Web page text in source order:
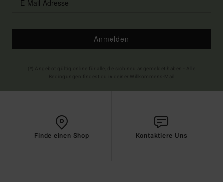
Anmelden
Finde einen Shop Kontaktiere Uns